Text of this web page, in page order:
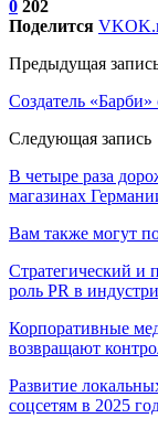
0 202
Поделится VK
Предыдущая
Создатель
Следующая запись
В четыре раза
магазинах
Вам также могут
Стратегический и
роль PR в
Корпоративные
возвращают
Развитие
соцсетям в 2025